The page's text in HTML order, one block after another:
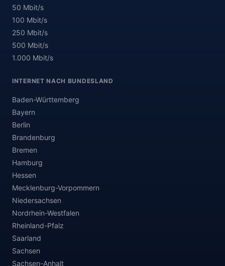
50 Mbit/s
100 Mbit/s
250 Mbit/s
500 Mbit/s
1.000 Mbit/s
INTERNET NACH BUNDESLAND
Baden-Württemberg
Bayern
Berlin
Brandenburg
Bremen
Hamburg
Hessen
Mecklenburg-Vorpommern
Niedersachsen
Nordrhein-Westfalen
Rheinland-Pfalz
Saarland
Sachsen
Sachsen-Anhalt